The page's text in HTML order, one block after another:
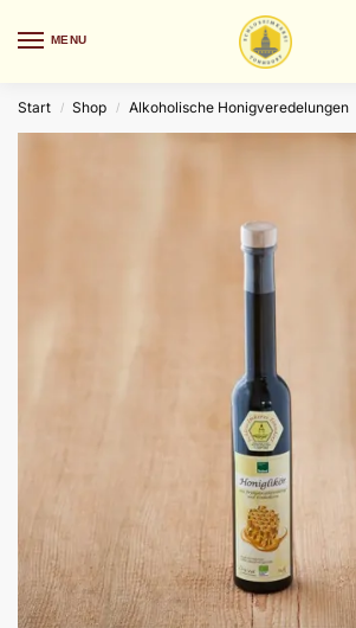
MENU
Start / Shop / Alkoholische Honigveredelungen